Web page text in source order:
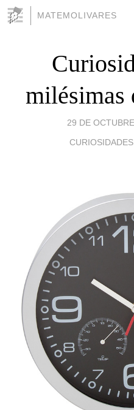
MATEMOLIVARES
milésimas
29 DE